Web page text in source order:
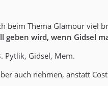
beim Thema Glamour viel
geben wird, wenn Gidsel
Pytlik, Gidsel, Mem.
auch nehmen, anstatt